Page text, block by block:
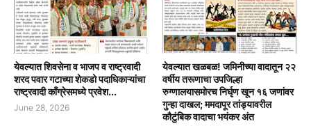
येवल्यात शिवसेना व भाजप व राष्ट्रवादी
शरद पवार गटाच्या शेकडो पदाधिकाऱ्यांचा
राष्ट्रवादी काँग्रेसमध्ये प्रवेश...
June 28, 2026
येवल्यात खळबळ! जमिनीच्या वादातून २२
वर्षीय तरूणाचा उपजिल्हा
रुग्णालयासमोरच निर्घृण खून १६ जणांवर
गुन्हा दाखल; ममदापूर तांड्यावरील
कौटुंबिक वादाचा भयंकर अंत